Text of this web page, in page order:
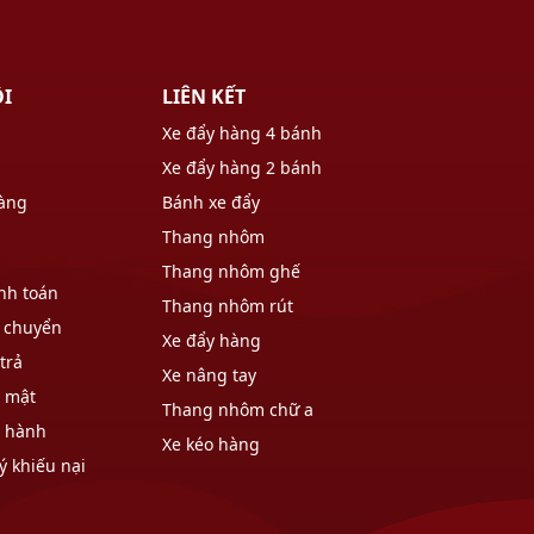
toán
mật
hành
khiếu nại
LIÊN KẾT
Xe đẩy hàng 4 bánh
Xe đẩy hàng 2 bánh
Bánh xe đẩy
Thang nhôm
Thang nhôm ghế
Thang nhôm rút
Xe đẩy hàng
Xe nâng tay
Thang nhôm chữ a
Xe kéo hàng